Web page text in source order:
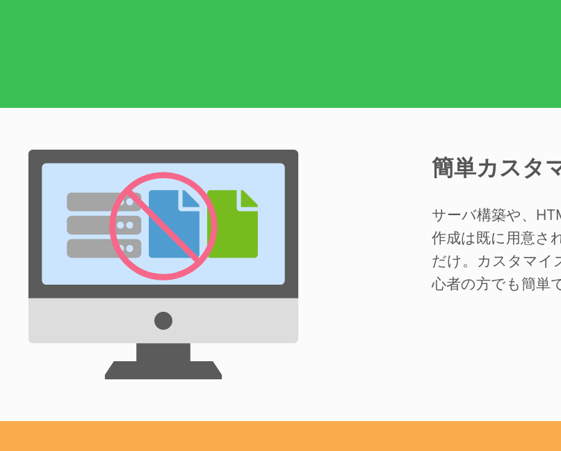
簡単カスタ
サーバ構築や、
作成は既に用意さ
だけ。カスタマイ
心者の方でも簡単